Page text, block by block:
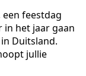
feestdag
in het jaar gaan
Duitsland.
jullie